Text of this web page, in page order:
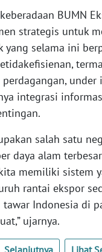
institusi.
BUMN
strategis untuk
yang selama ini
under
salah satu
daya alam
memiliki sistem
rantai ekspor